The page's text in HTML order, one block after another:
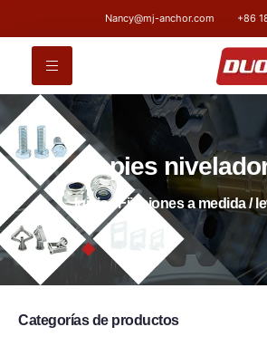
Nancy@mj-anchor.com +86
pies
Inicio/ Fijaciones a medida/
Categorías de productos